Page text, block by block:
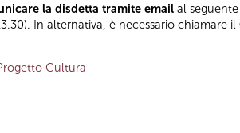
la disdetta tramite email al
In alternativa, è necessario chiamare il
Cultura